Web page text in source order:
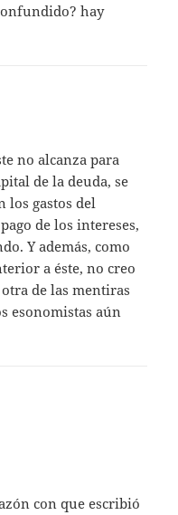
hay
no alcanza para
de la deuda, se
los gastos del
de los intereses,
Y además, como
a éste, no creo
de las mentiras
esonomistas aún
con que escribió